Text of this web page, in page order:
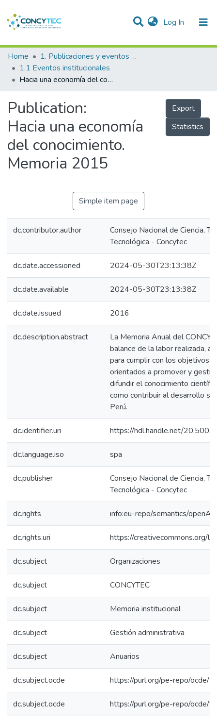
Log In (current)
Communities & Collections
Research Outputs
People
Statistics
Home
1. Publicaciones y eventos institucionales
1.1 Eventos institucionales
Hacia una economía del conocimiento. Memoria 2015
Publication:
Hacia una economía
del conocimiento.
Memoria 2015
Export
Statistics
Simple item page
dc.contributor.author
Consejo Nacional de Ciencia,
Tecnológica - Concytec
dc.date.accessioned 2024-05-30T23:13:38Z
dc.date.available 2024-05-30T23:13:38Z
dc.date.issued 2016
dc.description.abstract
La Memoria Anual del
balance de la labor realizada,
para cumplir con los objetivos
orientados a promover y
difundir el conocimiento
como contribuir al desarrollo
Perú.
dc.identifier.uri https://hdl.handle.net/
dc.language.iso spa
dc.publisher
Consejo Nacional de Ciencia,
Tecnológica - Concytec
dc.rights info:eu-repo/semantics/
dc.rights.uri https://creativecommons.org/
dc.subject Organizaciones
dc.subject CONCYTEC
dc.subject Memoria institucional
dc.subject Gestión administrativa
dc.subject Anuarios
dc.subject.ocde https://purl.org/pe-repo/ocde/
dc.subject.ocde https://purl.org/pe-repo/ocde/